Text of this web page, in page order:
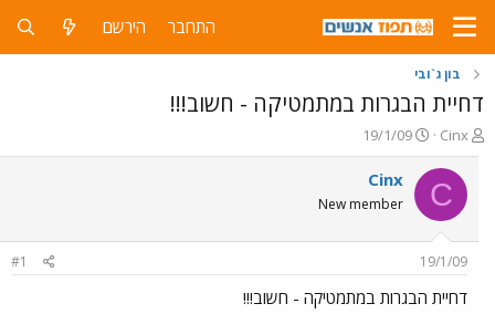
התחבר הירשם
בון ג`ובי
דחיית הבגרות במתמטיקה - חשוב!!!
פ
ו
ת
ח
ה
ו
ש
א
Cinx
פ
ו
ר
19/1/09
C
Cinx
New member
19/1/09
#1
דחיית הבגרות במתמטיקה - חשוב!!!